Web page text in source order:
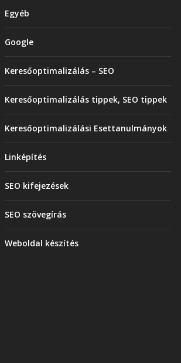
Egyéb
Google
Keresőoptimalizálás – SEO
Keresőoptimalizálás tippek, SEO tippek
Keresőoptimalizálási Esettanulmányok
Linképítés
SEO kifejezések
SEO szövegírás
Weboldal készítés